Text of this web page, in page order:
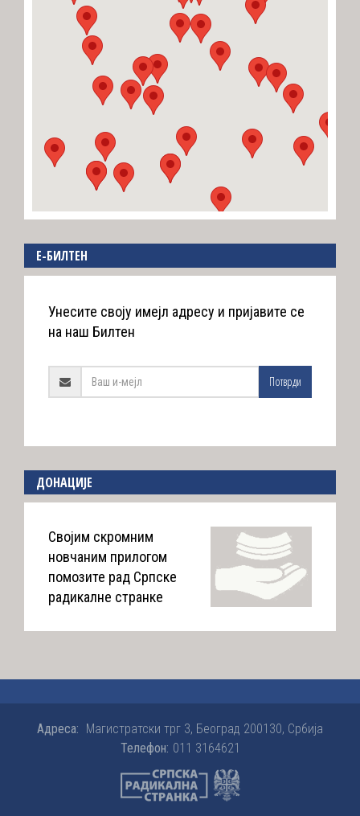
E-БИЛТЕН
Унесите своју имејл адресу и пријавите се
на наш Билтен
Потврди
ДОНАЦИЈЕ
Својим скромним
новчаним прилогом
помозите рад Српске
радикалне странке
Адреса: Магистратски трг 3, Београд 200130, Србија
Телефон: 011 3164621